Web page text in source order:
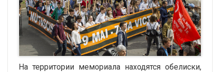
На территории мемориала находятся обелиски,